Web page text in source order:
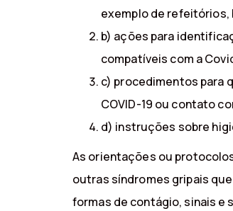
exemplo de refeitórios,
b) ações para
compatíveis com a
c) procedimentos para
COVID-19 ou contato
d) instruções sobre
As orientações ou
outras síndromes gripais
formas de contágio, sinais e